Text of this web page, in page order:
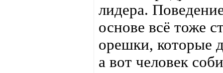
лидера.
основе всё тоже
орешки, которые
а вот человек